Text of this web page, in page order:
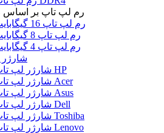
رم لپ تاپ بر
رم لپ تاپ 16 گیگابایت
رم لپ تاپ 8 گیگابایت
رم لپ تاپ 4 گیگابایت
شارژر لپ تاپ HP
شارژر لپ تاپ Acer
شارژر لپ تاپ Asus
شارژر لپ تاپ Dell
شارژر لپ تاپ Toshiba
شارژر لپ تاپ Lenovo